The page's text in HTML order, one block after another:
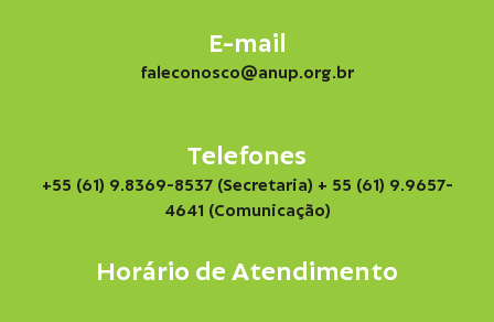
E-mail
faleconosco@anup.org.br
Telefones
+55 (61) 9.8369-8537 (Secretaria) + 55 (61) 9.9657-
4641 (Comunicação)
Horário de Atendimento